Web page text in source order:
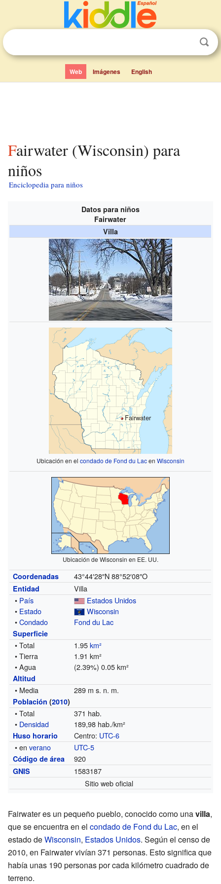
Web Imágenes English
Fairwater (Wisconsin) para
niños
Enciclopedia para niños
Datos para niños
Fairwater
Villa
Fairwater
Ubicación en el condado de Fond du Lacen Wisconsin
Ubicación de Wisconsin en EE. UU.
Coordenadas 43°44′28″N 88°52′08″O
Entidad
Villa
• País
Estados Unidos
• Estado
Wisconsin
•Condado Fond du Lac
Superficie
• Total 1.95km²
• Tierra
1.91 km²
• Agua
(2.39%) 0.05 km²
Altitud
• Media 289 m s. n. m.
Población (2010)
• Total
371 hab.
• Densidad 189,98 hab./km²
Huso horario Centro: UTC-6
• enverano UTC-5
Código de área 920
GNIS
1583187
Sitio web oficial
Fairwater es un pequeño pueblo, conocido como unavilla,
que se encuentra en el condado de Fond du Lac, en el
estado deWisconsin, Estados Unidos. Según el censo de
2010, en Fairwater vivían 371 personas. Esto significa que
había unas 190 personas por cada kilómetro cuadrado de
terreno.